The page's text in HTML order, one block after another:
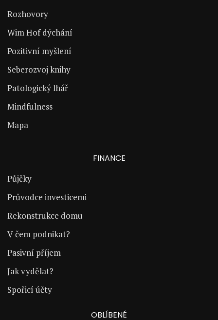
Rozhovory
Wim Hof dýchání
Pozitivní myšlení
Seberozvoj knihy
Patologický lhář
Mindfulness
Mapa
FINANCE
Půjčky
Průvodce investicemi
Rekonstrukce domu
V čem podnikat?
Pasivní příjem
Jak vydělat?
Spořicí účty
OBLÍBENÉ